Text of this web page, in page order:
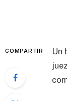
COMPARTIR Un